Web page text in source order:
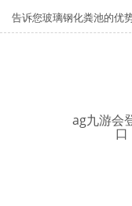
告诉您玻璃钢化粪池的优
ag九游会
口